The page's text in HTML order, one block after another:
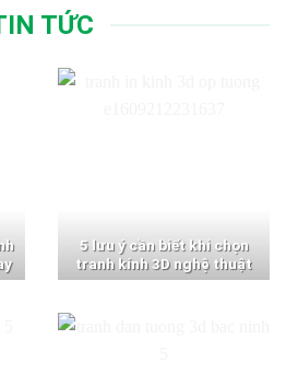
TỨC
5 lưu ý cần biết khi chọn
tranh kính 3D nghệ thuật